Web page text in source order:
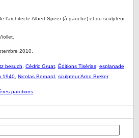
l’architecte Albert Speer (à gauche) et du sculpteur
2010.
besuch Cédric Gruat Éditions Tisérias esplanade
1940 Nicolas Bernard sculpteur Arno Breker
parutions